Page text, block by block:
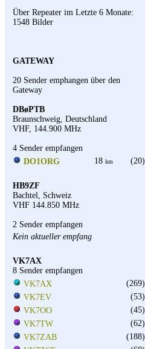
Über Repeater im Letzte 6 Monate:
1548 Bilder
GATEWAY
20 Sender emphangen über den
Gateway
DBøPTB
Braunschweig, Deutschland
VHF, 144.900 MHz
4 Sender empfangen
DO1ORG
18 km (20)
HB9ZF
Bachtel, Schweiz
VHF 144.850 MHz
2 Sender empfangen
Kein aktueller empfang
VK7AX
8 Sender empfangen
VK7AX
(269)
VK7EV
(53)
VK7OO
(45)
VK7TW
(62)
VK7ZAB
(188)